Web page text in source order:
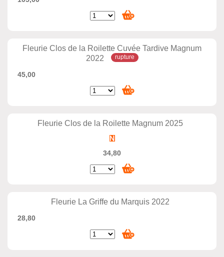
Fleurie Clos de la Roilette Cuvée Tardive Magnum
2022
45,00
Fleurie Clos de la Roilette Magnum 2025
34,80
Fleurie La Griffe du Marquis 2022
28,80